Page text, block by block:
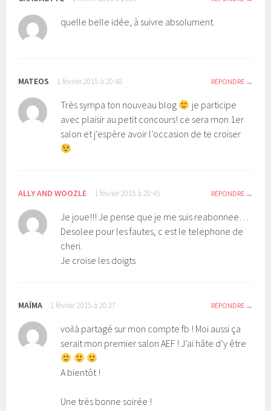
quelle belle idée, à suivre absolument.
MATEOS 1 février 2015 à 20:48 RÉPONDRE
Très sympa ton nouveau blog
je participe
avec plaisir au petit concours! ce sera mon 1er
salon et j’espère avoir l’occasion de te croiser
ALLY AND WOOZLE 1 février 2015 à 20:45 RÉPONDRE
Je joue!!! Je pense que je me suis reabonnee…
Desolee pour les fautes, c est le telephone de
cheri.
Je croise les doigts
MAÏMA 1 février 2015 à 20:37 RÉPONDRE
voilà partagé sur mon compte fb ! Moi aussi ça
serait mon premier salon AEF ! J’ai hâte d’y être
A bientôt !
Une très bonne soirée !